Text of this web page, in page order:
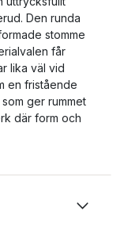
Den runda
stomme
får
lika väl vid
en fristående
ger rummet
där form och